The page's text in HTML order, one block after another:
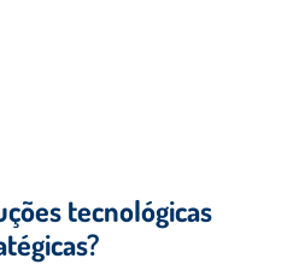
tecnológicas